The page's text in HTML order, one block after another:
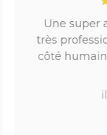
oublier le
réactifs,
dans
!Je